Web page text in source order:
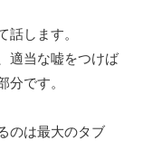
します。
適当な嘘をつけば
です。
のは最大のタブ